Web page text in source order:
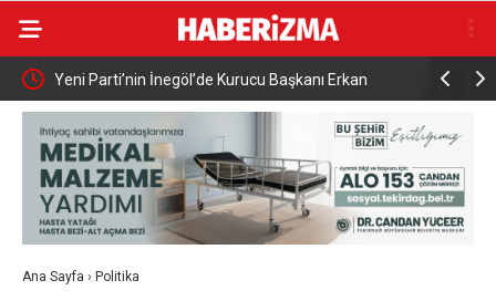
Elektrikli bisiklet ile uçuruma yuvarlandılar: 3 çocuk
yaralandı
Ana Sayfa › Politika